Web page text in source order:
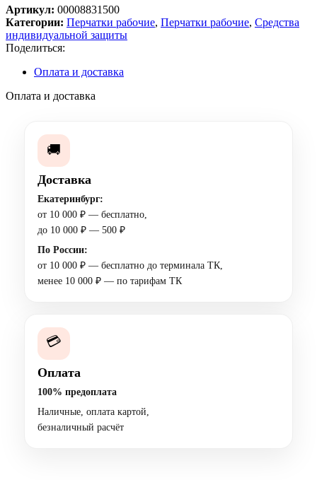
Артикул: 00008831500
Категории: Перчатки рабочие, Перчатки рабочие, Средства
индивидуальной защиты
Поделиться:
Оплата и доставка
Оплата и доставка
🚚
Доставка
Екатеринбург:
от 10 000 ₽ — бесплатно,
до 10 000 ₽ — 500 ₽
По России:
от 10 000 ₽ — бесплатно до терминала ТК,
менее 10 000 ₽ — по тарифам ТК
💳
Оплата
100% предоплата
Наличные, оплата картой,
безналичный расчёт